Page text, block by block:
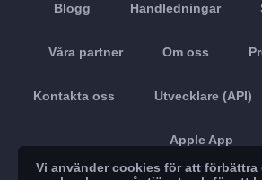
Blogg Handledningar
Våra partner Om oss
Kontakta oss Utvecklare (API)
Apple App
Vi använder cookies för att förbättra